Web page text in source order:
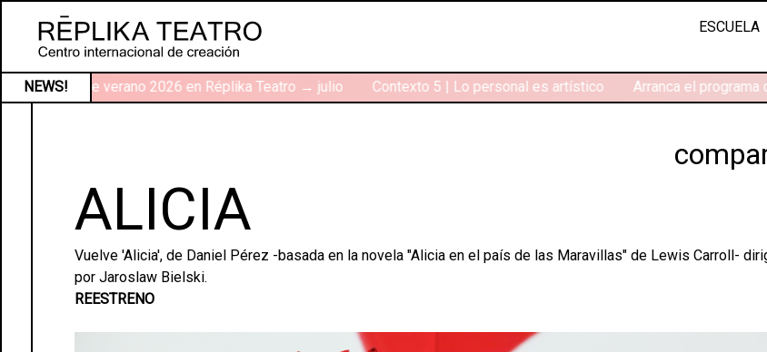
ESCUELA
NEWS!
Talleres de verano 2026 en Réplika Teatro → julio Contexto 5 | Lo personal es artístico Arranca el programa
ALICIA
Vuelve 'Alicia', de Daniel Pérez -basada en la novela "Alicia en el país de las Maravillas" de Lewis Carroll-
por Jaroslaw Bielski.
REESTRENO